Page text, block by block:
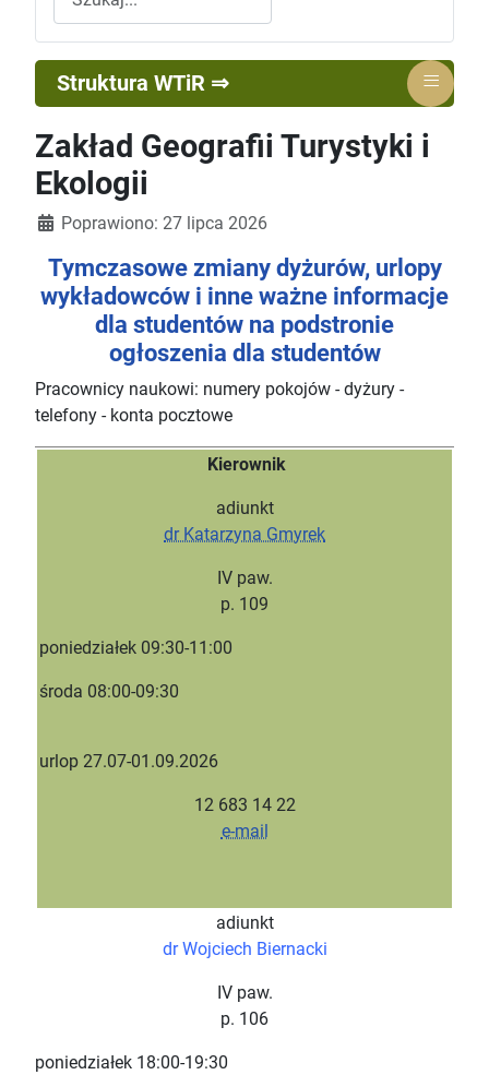
Struktura WTiR ⇒ ≡
Zakład Geografii Turystyki i
Ekologii
Szczegóły
Poprawiono: 27 lipca 2026
Tymczasowe zmiany dyżurów, urlopy
wykładowców i inne ważne informacje
dla studentów na podstronie
ogłoszenia dla studentów
Pracownicy naukowi: numery pokojów - dyżury -
telefony - konta pocztowe
Kierownik
adiunkt
dr Katarzyna Gmyrek
IV paw.
p. 109
poniedziałek 09:30-11:00
środa 08:00-09:30
urlop 27.07-01.09.2026
12 683 14 22
e-mail
adiunkt
dr Wojciech Biernacki
IV paw.
p. 106
poniedziałek 18:00-19:30